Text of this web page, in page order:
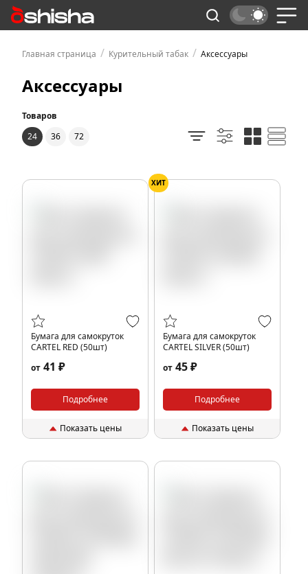
Главная страница / Курительный табак / Аксессуары
Аксессуары
Товаров
24
36 72
Бумага для самокруток
CARTEL RED (50шт)
от 41 ₽
Подробнее
Показать цены
ХИТ
Бумага для самокруток
CARTEL SILVER (50шт)
от 45 ₽
Подробнее
Показать цены